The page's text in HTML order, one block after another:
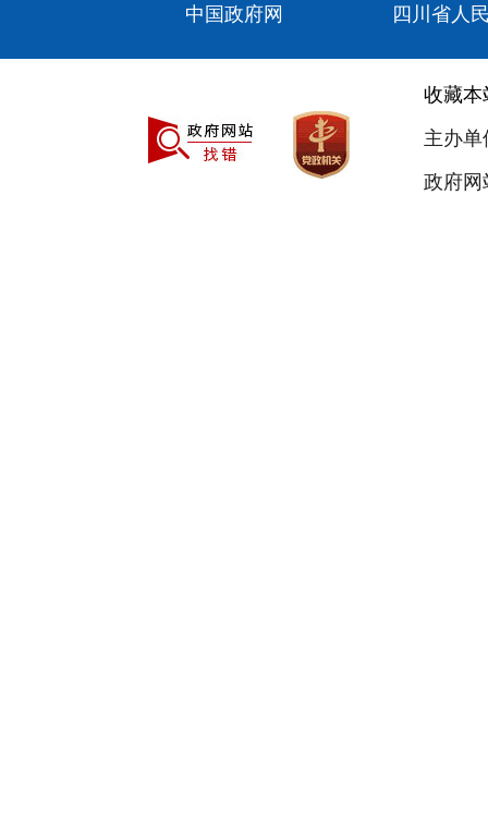
中国政府网 四川省人
收藏本
主办
政府网